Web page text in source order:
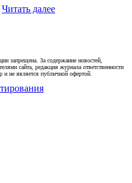
Читать далее
запрещена. За содержание новостей,
сайта, редакция журнала ответственности
и не является публичной офертой.